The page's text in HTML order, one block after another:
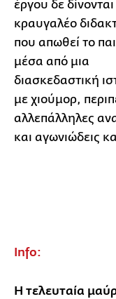
έργου δε
κραυγαλέο
που απωθεί το
μέσα από μια
διασκεδαστική
με χιούμορ,
αλλεπάλληλες
και αγωνιώδεις
Info:
Η τελευταία